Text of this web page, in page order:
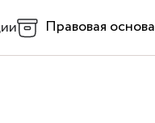
Правовая основа